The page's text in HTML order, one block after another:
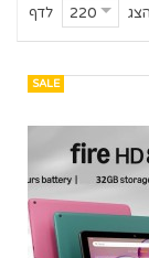
הצג 220 לדף
SALE